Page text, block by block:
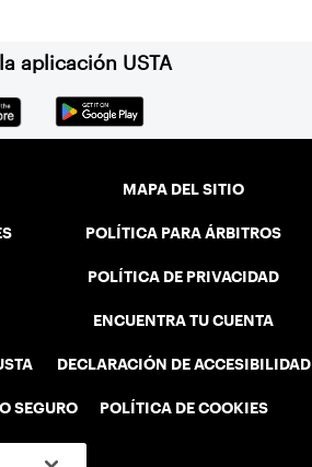
aplicación USTA
SEGURO
MAPA DEL SITIO
POLÍTICA PARA ÁRBITROS
POLÍTICA DE PRIVACIDAD
ENCUENTRA TU CUENTA
DECLARACIÓN DE ACCESIBILIDAD
POLÍTICA DE COOKIES